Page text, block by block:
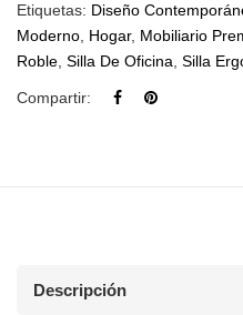
Etiquetas: Diseño
Moderno Hogar, Mobiliario
Roble Silla De Oficina Silla
Compartir:
Descripción